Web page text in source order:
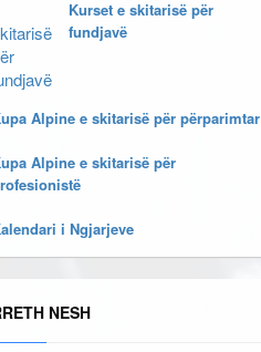
Kurset e skitarisë për
fundjavë
Alpine e skitarisë për përparimtar
Alpine e skitarisë për
i Ngjarjeve
NESH